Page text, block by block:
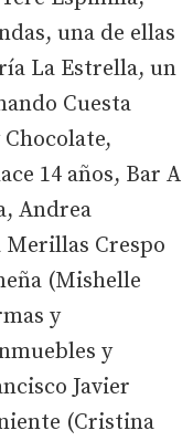
una de ellas
La Estrella, un
Cuesta
14 años, Bar A
Andrea
Crespo
(Mishelle
y
y
Javier
(Cristina